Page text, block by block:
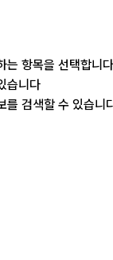
는 항목을 선택합니다
습니다
를 검색할 수 있습니